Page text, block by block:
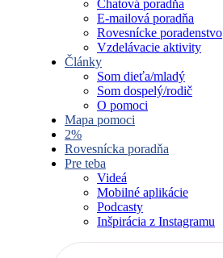
Chatová poradňa
E-mailová poradňa
Rovesnícke poradenstvo
Vzdelávacie aktivity
Články
Som dieťa/mladý
Som dospelý/rodič
O pomoci
Mapa pomoci
2%
Rovesnícka poradňa
Pre teba
Videá
Mobilné aplikácie
Podcasty
Inšpirácia z Instagramu